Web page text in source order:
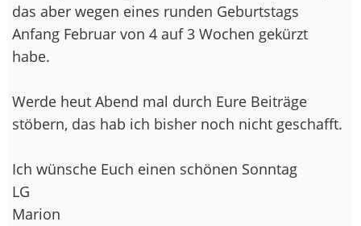
das aber wegen eines runden Geburtstags
Anfang Februar von 4 auf 3 Wochen gekürzt
habe.
Werde heut Abend mal durch Eure Beiträge
stöbern, das hab ich bisher noch nicht geschafft.
Ich wünsche Euch einen schönen Sonntag
LG
Marion